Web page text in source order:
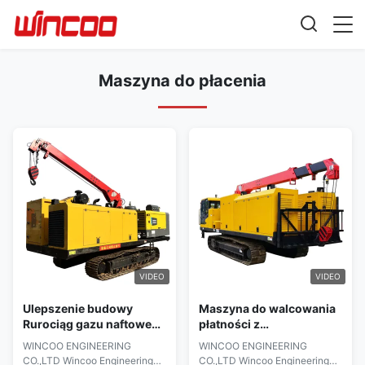
Maszyna do płacenia
VIDEO
Ulepszenie budowy
Rurociąg gazu naftowego
Układacz rur Elektrownia
Spawarka do rur z
WINCOO ENGINEERING
CO.,LTD Wincoo Engineering
VIDEO
Maszyna do walcowania
płatności z
wielowymiarowym
biustem
WINCOO ENGINEERING
CO.,LTD Wincoo Engineering